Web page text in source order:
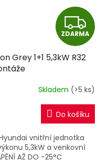
Z
D
A
R
M
A
ZDARMA
Grey 1+1 5,3kW R32
Skladem (>5 ks)
Do košíku
vnitřní jednotka
5,3kW a venkovní
AŽ DO -25°C